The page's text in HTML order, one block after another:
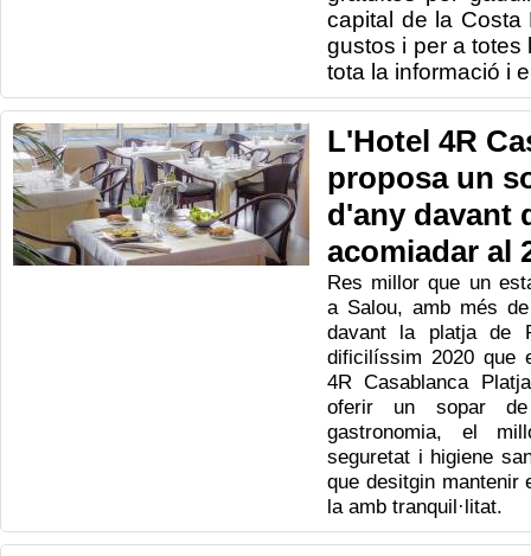
capital de la Costa
gustos i per a totes
tota la informació i
L'Hotel 4R
proposa un
d'any davant
acomiadar al
Res millor que un
a Salou, amb més
davant la platja de
dificilíssim 2020 que
4R Casablanca
oferir un sopar
gastronomia, el
seguretat i higiene
que desitgin mantenir
la amb tranquil·litat.